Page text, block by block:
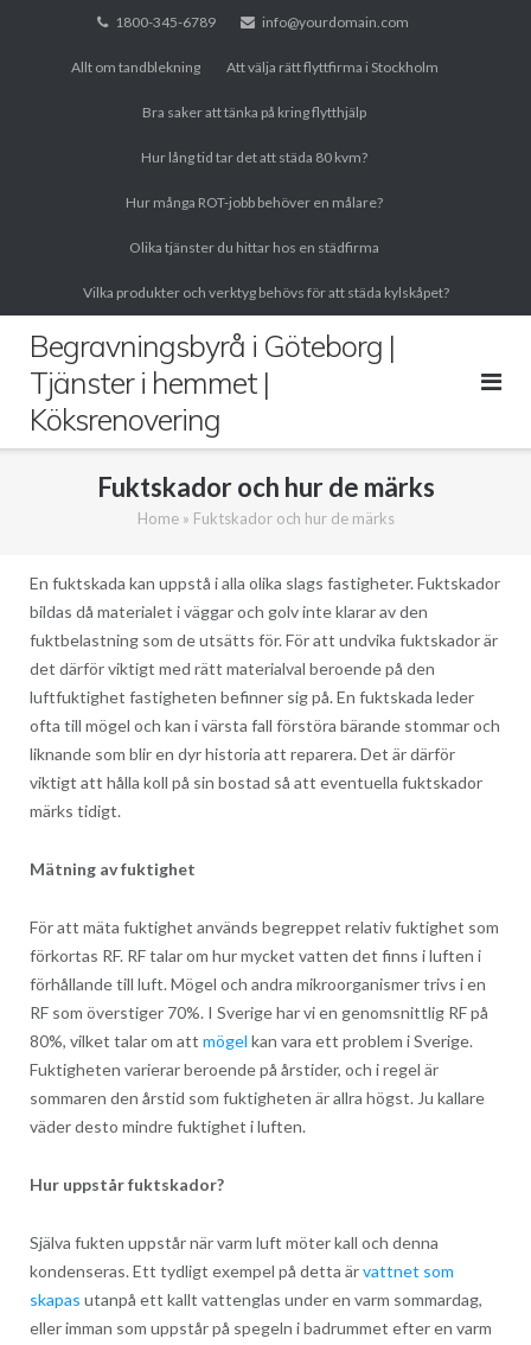
1800-345-6789 info@yourdomain.com
Allt om tandblekning Att välja rätt flyttfirma i Stockholm
Bra saker att tänka på kring flytthjälp
Hur lång tid tar det att städa 80 kvm?
Hur många ROT-jobb behöver en målare?
Olika tjänster du hittar hos en städfirma
Vilka produkter och verktyg behövs för att städa kylskåpet?
Begravningsbyrå i Göteborg |
Tjänster i hemmet |
Köksrenovering
Fuktskador och hur de märks
Home» Fuktskador och hur de märks
En fuktskada kan uppstå i alla olika slags fastigheter. Fuktskador
bildas då materialet i väggar och golv inte klarar av den
fuktbelastning som de utsätts för. För att undvika fuktskador är
det därför viktigt med rätt materialval beroende på den
luftfuktighet fastigheten befinner sig på. En fuktskada leder
ofta till mögel och kan i värsta fall förstöra bärande stommar och
liknande som blir en dyr historia att reparera. Det är därför
viktigt att hålla koll på sin bostad så att eventuella fuktskador
märks tidigt.
Mätning av fuktighet
För att mäta fuktighet används begreppet relativ fuktighet som
förkortas RF. RF talar om hur mycket vatten det finns i luften i
förhållande till luft. Mögel och andra mikroorganismer trivs i en
RF som överstiger 70%. I Sverige har vi en genomsnittlig RF på
80%, vilket talar om att mögel kan vara ett problem i Sverige.
Fuktigheten varierar beroende på årstider, och i regel är
sommaren den årstid som fuktigheten är allra högst. Ju kallare
väder desto mindre fuktighet i luften.
Hur uppstår fuktskador?
Själva fukten uppstår när varm luft möter kall och denna
kondenseras. Ett tydligt exempel på detta ärvattnet som
skapas utanpå ett kallt vattenglas under en varm sommardag,
eller imman som uppstår på spegeln i badrummet efter en varm